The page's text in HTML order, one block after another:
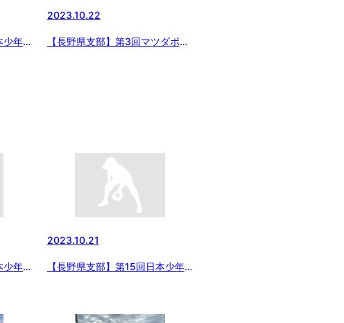
少年
2023.10.22
【長野県支部】第3回マツダボー
少年
2023.10.21
【長野県支部】第15回日本少年
県支部予選）1回戦の結果